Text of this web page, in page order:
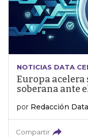
NOTICIAS DATA
Europa acelera
soberana ante
por Redacción
Compartir